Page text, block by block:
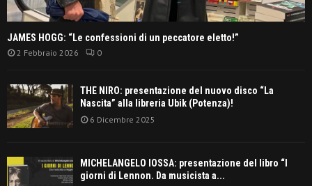
JAMES HOGG: “Le confessioni di un peccatore eletto!”
2 Febbraio 2026 0
THE NIRO: presentazione del nuovo disco “La
Nascita” alla libreria Ubik (Potenza)!
6 Dicembre 2025
MICHELANGELO IOSSA: presentazione del libro “I
giorni di Lennon. Da musicista a...